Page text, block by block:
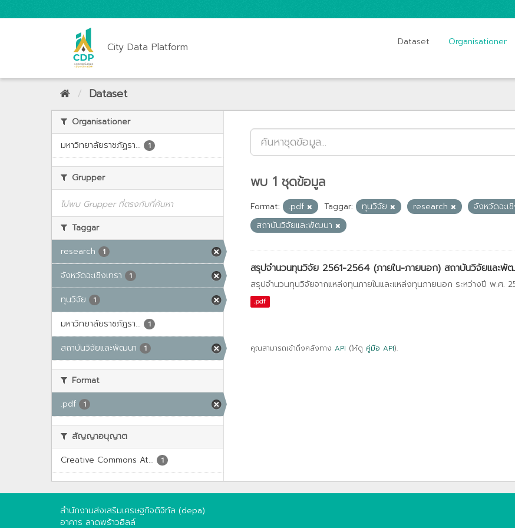
City Data Platform Dataset Organisationer
Dataset
Organisationer
มหาวิทยาลัยราชภัฏรา...
1
Grupper
ไม่พบ Grupper ที่ตรงกับที่ค้นหา
Taggar
research
1
จังหวัดฉะเชิงเทรา 1
ทุนวิจัย 1
มหาวิทยาลัยราชภัฏรา... 1
สถาบันวิจัยและพัฒนา 1
Format
.pdf
1
สัญญาอนุญาต
Creative Commons At...
1
พบ 1 ชุดข้อมูล
Format: .pdf Taggar: ทุนวิจัย research
จังหวัดฉะเ
สถาบันวิจัยและพัฒนา
สรุปจำนวนทุนวิจัย 2561-2564 (ภายใน-ภายนอก) สถาบันวิจัยและพั
สรุปจำนวนทุนวิจัยจากแหล่งทุนภายในและแหล่งทุนภายนอก ระหว่างปี พ.ศ.
.pdf
คุณสามารถเข้าถึงคลังทาง API (ให้ดู คู่มือ API).
สำนักงานส่งเสริมเศรษฐกิจดิจิทัล (depa)
อาคาร ลาดพร้าวฮิลล์